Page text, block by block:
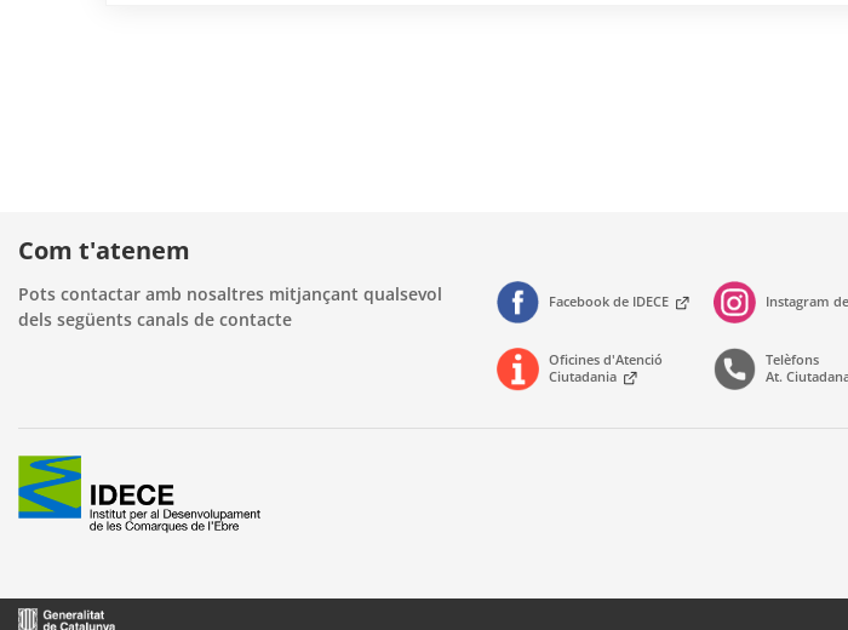
Com t'atenem
Pots contactar amb nosaltres mitjançant qualsevol
dels següents canals de contacte
Facebook de IDECE
Oficines d'Atenció
Ciutadania
Instagram
Telèfons
At.